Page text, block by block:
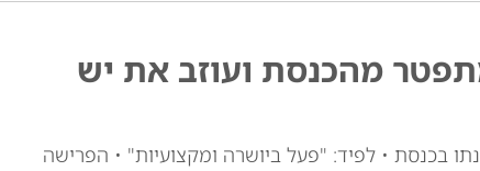
מהכנסת ועוזב את יש
בכנסת • לפיד: "פעל ביושרה ומקצועיות" • הפרישה